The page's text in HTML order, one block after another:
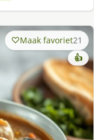
Maak favoriet21
👍